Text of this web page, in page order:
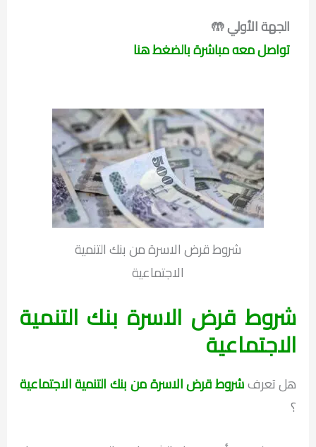
الجهة الأولي 🤲
تواصل معه مباشرة بالضغط هنا
شروط قرض الاسرة من بنك التنمية
الاجتماعية
شروط قرض الاسرة بنك التنمية
الاجتماعية
هل تعرفشروط قرض الاسرة من بنك التنمية الاجتماعية
؟